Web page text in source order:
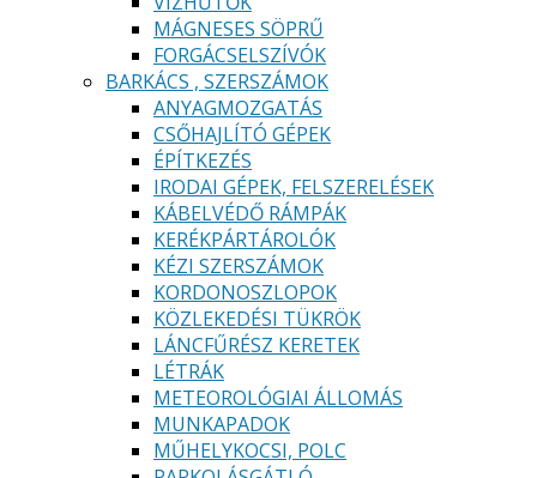
MÁGNESES SÖPRŰ
FORGÁCSELSZÍVÓK
BARKÁCS , SZERSZÁMOK
ANYAGMOZGATÁS
CSŐHAJLÍTÓ GÉPEK
ÉPÍTKEZÉS
IRODAI GÉPEK, FELSZERELÉSEK
KÁBELVÉDŐ RÁMPÁK
KERÉKPÁRTÁROLÓK
KÉZI SZERSZÁMOK
KORDONOSZLOPOK
KÖZLEKEDÉSI TÜKRÖK
LÁNCFŰRÉSZ KERETEK
LÉTRÁK
METEOROLÓGIAI ÁLLOMÁS
MUNKAPADOK
MŰHELYKOCSI, POLC